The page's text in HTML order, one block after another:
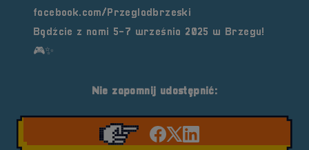
facebook.com/Przegladbrzeski
Bądźcie z nami 5-7 września 2025 w Brzegu!
🎮✨
Nie zapomnij udostępnić:
Udostępnij na
Udostępnij na
Udostępnij na